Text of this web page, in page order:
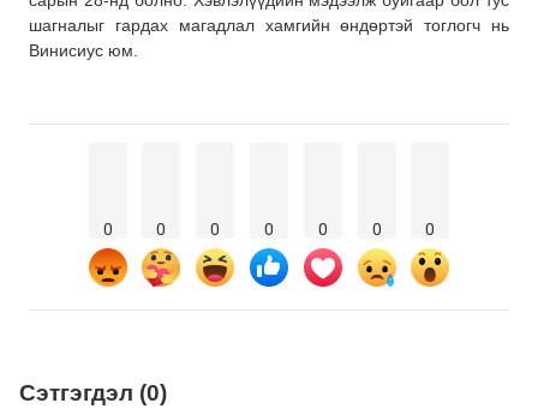
шагналыг гардах магадлал хамгийн өндөртэй тоглогч нь
Винисиус юм.
0 0 0 0 0 0 0
Сэтгэгдэл (0)